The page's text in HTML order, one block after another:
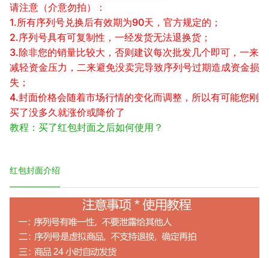
请注意（介意勿拍）：
1.所有序列号兑换后有效期为90天，官方规定的；
2.序列号具有可复制性，一经发货无法退换货；
3.除非您的销量比较大，否则建议每次批发几个即可，一来
减轻资金压力，二来避免没卖完导致序列号过期造成资金损
失；
4.封面价格会随着市场行情的变化而调整，所以有可能您刚
买了没多久就涨价或降价了
教程：买了红包封面之后如何使用？
红包封面介绍